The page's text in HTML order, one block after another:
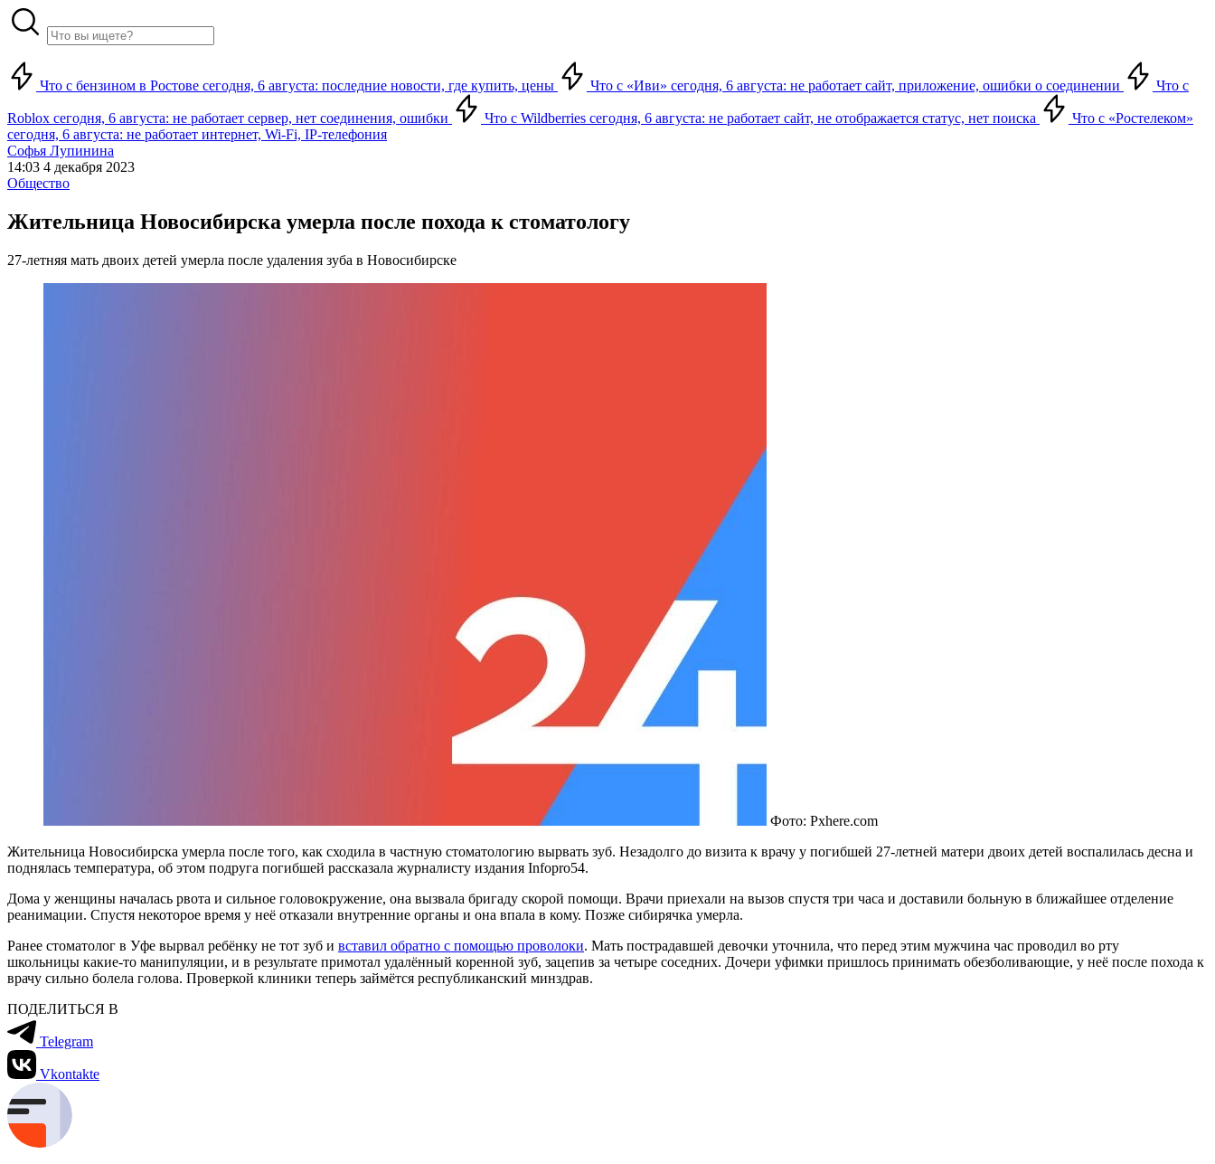
Что с бензином в Ростове сегодня, 6 августа: последние новости, где купить, цены Что с «Иви» сегодня, 6 августа: не работает сайт, приложение, ошибки о соединении Что с
Roblox сегодня, 6 августа: не работает сервер, нет соединения, ошибки Что с Wildberries сегодня, 6 августа: не работает сайт, не отображается статус, нет поиска
Что с «Ростелеком»
сегодня, 6 августа: не работает интернет, Wi-Fi, IP-телефония
Софья Лупинина
14:03 4 декабря 2023
Общество
Жительница Новосибирска умерла после похода к стоматологу
27-летняя мать двоих детей умерла после удаления зуба в Новосибирске
Фото: Pxhere.com
Жительница Новосибирска умерла после того, как сходила в частную стоматологию вырвать зуб. Незадолго до визита к врачу у погибшей 27-летней матери двоих детей воспалилась десна и
поднялась температура, об этом подруга погибшей рассказала журналисту издания Infopro54.
Дома у женщины началась рвота и сильное головокружение, она вызвала бригаду скорой помощи. Врачи приехали на вызов спустя три часа и доставили больную в ближайшее отделение
реанимации. Спустя некоторое время у неё отказали внутренние органы и она впала в кому. Позже сибирячка умерла.
Ранее стоматолог в Уфе вырвал ребёнку не тот зуб и вставил обратно с помощью проволоки. Мать пострадавшей девочки уточнила, что перед этим мужчина час проводил во рту
школьницы какие-то манипуляции, и в результате примотал удалённый коренной зуб, зацепив за четыре соседних. Дочери уфимки пришлось принимать обезболивающие, у неё после похода к
врачу сильно болела голова. Проверкой клиники теперь займётся республиканский минздрав.
ПОДЕЛИТЬСЯ В
Telegram
Vkontakte